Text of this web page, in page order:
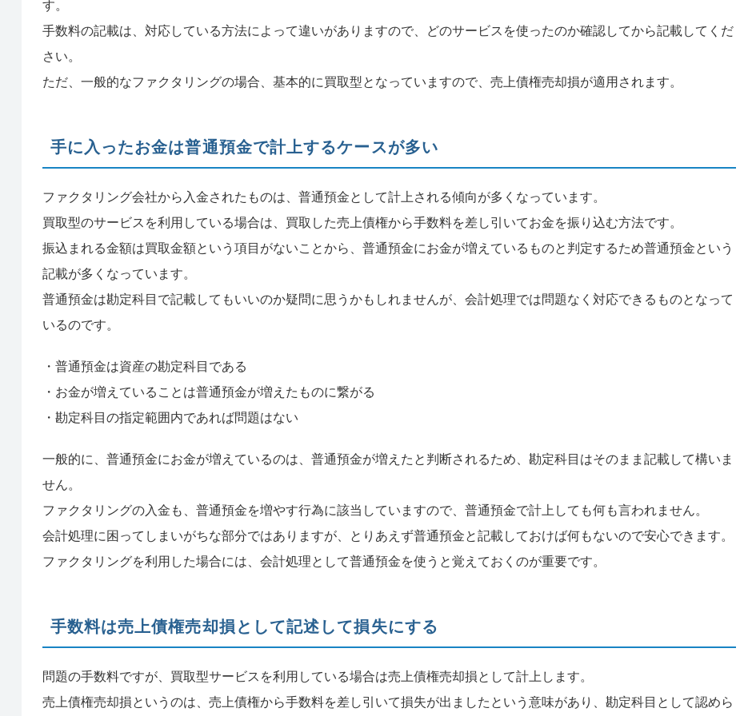
す。
手数料の記載は、対応している方法によって違いがありますので、どのサービスを使ったのか確認してから記載してくだ
さい。
ただ、一般的なファクタリングの場合、基本的に買取型となっていますので、売上債権売却損が適用されます。
手に入ったお金は普通預金で計上するケースが多い
ファクタリング会社から入金されたものは、普通預金として計上される傾向が多くなっています。
買取型のサービスを利用している場合は、買取した売上債権から手数料を差し引いてお金を振り込む方法です。
振込まれる金額は買取金額という項目がないことから、普通預金にお金が増えているものと判定するため普通預金という
記載が多くなっています。
普通預金は勘定科目で記載してもいいのか疑問に思うかもしれませんが、会計処理では問題なく対応できるものとなって
いるのです。
・普通預金は資産の勘定科目である
・お金が増えていることは普通預金が増えたものに繋がる
・勘定科目の指定範囲内であれば問題はない
一般的に、普通預金にお金が増えているのは、普通預金が増えたと判断されるため、勘定科目はそのまま記載して構いま
せん。
ファクタリングの入金も、普通預金を増やす行為に該当していますので、普通預金で計上しても何も言われません。
会計処理に困ってしまいがちな部分ではありますが、とりあえず普通預金と記載しておけば何もないので安心できます。
ファクタリングを利用した場合には、会計処理として普通預金を使うと覚えておくのが重要です。
手数料は売上債権売却損として記述して損失にする
問題の手数料ですが、買取型サービスを利用している場合は売上債権売却損として計上します。
売上債権売却損というのは、売上債権から手数料を差し引いて損失が出ましたという意味があり、勘定科目として認めら